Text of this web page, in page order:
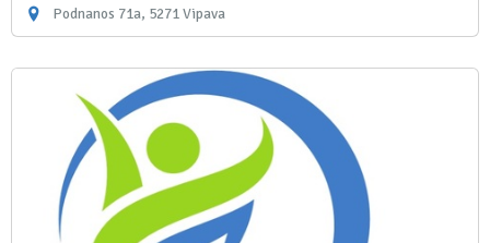
Podnanos 71a, 5271 Vipava